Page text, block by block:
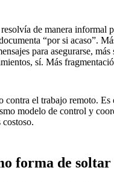
de manera informal
“por si acaso”.
para asegurarse, más
sí. Más
contra el trabajo remoto. Es
modelo de control y
costoso.
forma de soltar